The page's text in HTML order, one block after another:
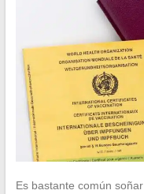
Es bastante común